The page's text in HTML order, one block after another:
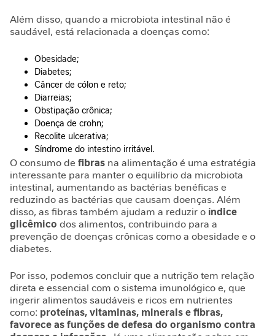
t
a
ó
l
i
c
o
R
e
a
x
a
m
e
n
t
I
m
u
n
Além disso, quando a microbiota intestinal não é
saudável, está relacionada a doenças como:
Obesidade;
Diabetes;
Câncer de cólon e reto;
Diarreias;
Obstipação crônica;
Doença de crohn;
Recolite ulcerativa;
Síndrome do intestino irritável.
O consumo de fibras na alimentação é uma estratégia
interessante para manter o equilíbrio da microbiota
intestinal, aumentando as bactérias benéficas e
reduzindo as bactérias que causam doenças. Além
disso, as fibras também ajudam a reduzir o índice
glicêmico dos alimentos, contribuindo para a
prevenção de doenças crônicas como a obesidade e o
diabetes.
Por isso, podemos concluir que a nutrição tem relação
direta e essencial com o sistema imunológico e, que
ingerir alimentos saudáveis e ricos em nutrientes
como: proteínas, vitaminas, minerais e fibras,
favorece as funções de defesa do organismo contra